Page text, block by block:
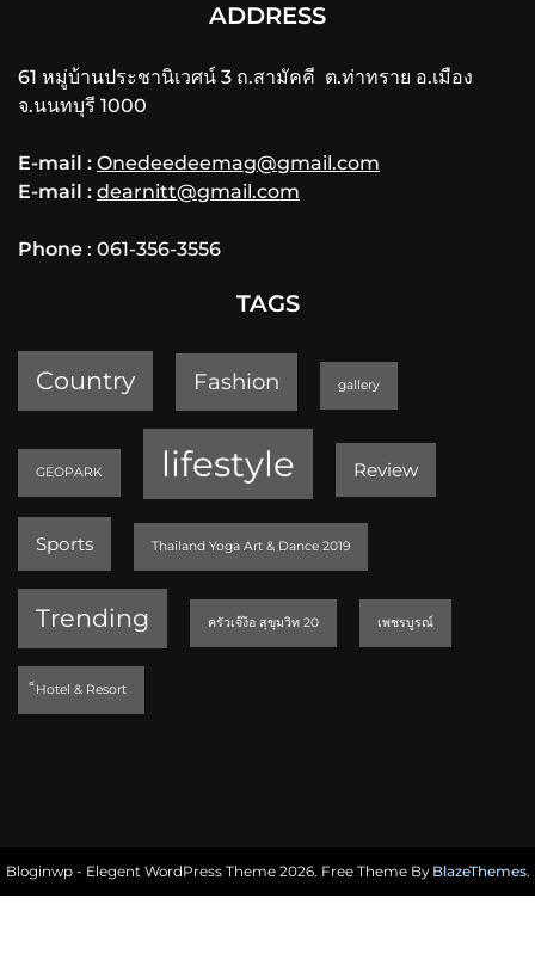
ADDRESS
61 หมู่บ้านประชานิเวศน์ 3 ถ.สามัคคี ต.ท่าทราย อ.เมือง
จ.นนทบุรี 1000
E-mail : Onedeedeemag@gmail.com
E-mail : dearnitt@gmail.com
Phone : 061-356-3556
TAGS
Country Fashion gallery
GEOPARK lifestyle Review
Sports Thailand Yoga Art & Dance 2019
Trending ครัวเจ๊ง้อ สุขุมวิท 20 เพชรบูรณ์
็Hotel & Resort
Bloginwp - Elegent WordPress Theme 2026. Free Theme By BlazeThemes.